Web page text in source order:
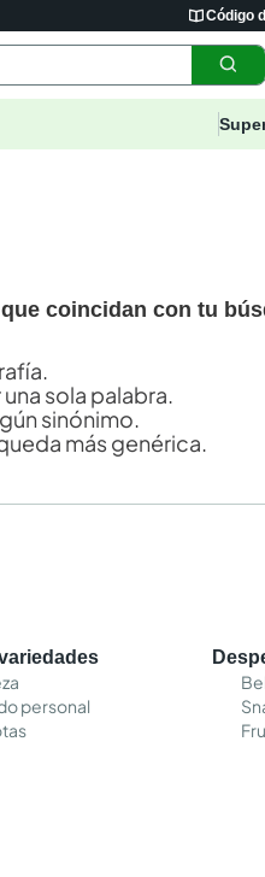
Código
coincidan con tu
sola palabra.
sinónimo.
más genérica.
personal